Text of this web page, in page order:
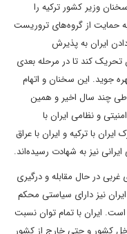
وزیر کشور ترکیه را
حمایت از گروه‌های تروریست
ایران به پذیرش
تحریک کند تا در مرحله بعدی
جوید. این سخنان و اتهام
طی چند سال اخیر و همین
و نظامی ایران با
با ترکیه و ایران با عراق
نیز به شهادت رسیده‌اند.
غربی در حال مقابله و درگیری
نیز دارای سیاستی محکم
ایران با تمام توان نسبت
کشور و حتی خارج از کشور